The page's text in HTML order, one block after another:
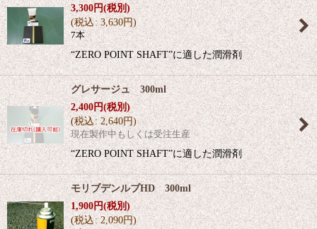
3,300円(税別)
(税込: 3,630円)
7本
“ZERO POINT SHAFT”に適した潤滑剤
グレサージュ 300ml
2,400円(税別)
(税込: 2,640円)
現在製作中もしくは受注生産
“ZERO POINT SHAFT”に適した潤滑剤
モリブデンルブHD 300ml
1,900円(税別)
(税込: 2,090円)